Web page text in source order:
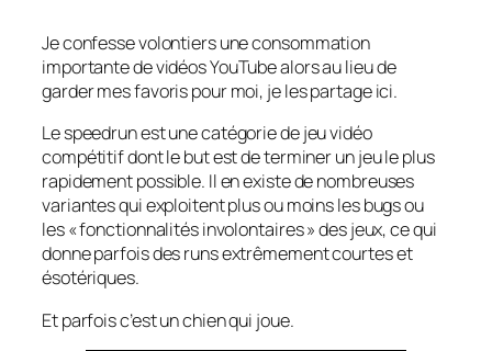
Je confesse volontiers une consommation
importante de vidéos YouTube alors au lieu de
garder mes favoris pour moi, je les partage ici.
Le speedrun est une catégorie de jeu vidéo
compétitif dont le but est de terminer un jeu le plus
rapidement possible. Il en existe de nombreuses
variantes qui exploitent plus ou moins les bugs ou
les « fonctionnalités involontaires » des jeux, ce qui
donne parfois des runs extrêmement courtes et
ésotériques.
Et parfois c’est un chien qui joue.